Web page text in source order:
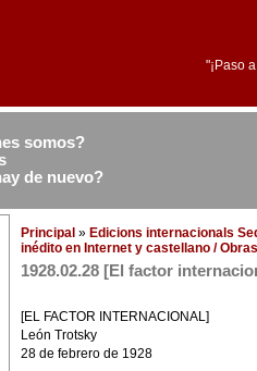
"¡Paso
somos?
de nuevo?
Principal » Edicions internacionals
inédito en Internet y castellano /
1928.02.28 [El factor
[EL FACTOR INTERNACIONAL]
León Trotsky
28 de febrero de 1928